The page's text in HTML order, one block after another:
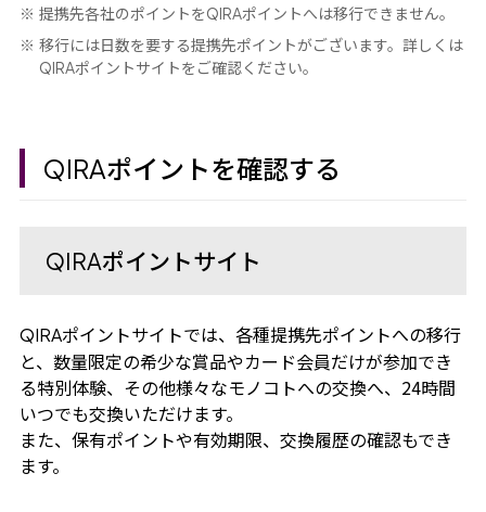
提携先各社のポイントをQIRAポイントへは移行できません。
移行には日数を要する提携先ポイントがございます。詳しくは
QIRAポイントサイトをご確認ください。
QIRAポイントを確認する
QIRAポイントサイト
QIRAポイントサイトでは、各種提携先ポイントへの移行
と、数量限定の希少な賞品やカード会員だけが参加でき
る特別体験、その他様々なモノコトへの交換へ、24時間
いつでも交換いただけます。
また、保有ポイントや有効期限、交換履歴の確認もでき
ます。